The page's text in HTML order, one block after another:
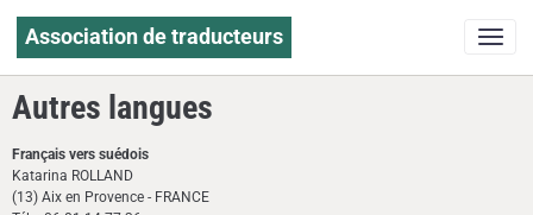
Association de traducteurs
Autres langues
Français vers suédois
Katarina ROLLAND
(13) Aix en Provence - FRANCE